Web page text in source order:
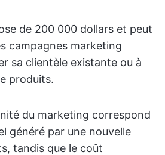
de 200 000 dollars et peut
campagnes marketing
sa clientèle existante ou à
produits.
du marketing correspond
généré par une nouvelle
tandis que le coût